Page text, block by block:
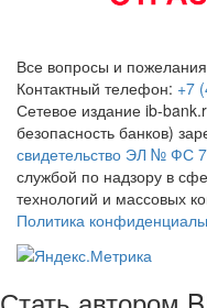
Все вопросы и
Контактный телефон: +7
Сетевое издание ib-
безопасность банков)
свидетельство ЭЛ № ФС
службой по надзору в
технологий и массовых
Политика